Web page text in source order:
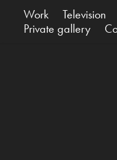
Work Television
Private gallery